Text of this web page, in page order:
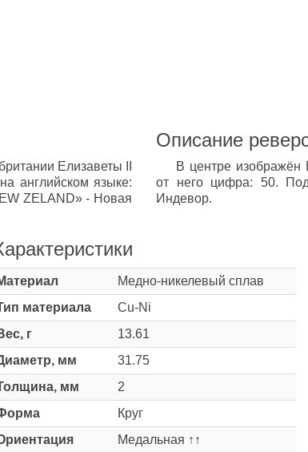
Елизаветы II
английском языке:
ZELAND»‎ - Новая
Описание
В центре изображён
от него цифра: 50.
Индевор.
Медно-никелевый сплав
материала
Cu-Ni
г
13.61
мм
31.75
мм
2
Круг
Медальная ↑↑